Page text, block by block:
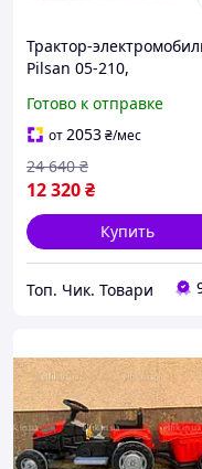
Трактор-
Pilsan 05-210,
открывающийся капот,
подсветка, сигнал, цвет
зеленый
Готово к отправке
от2053₴/мес
12 320₴
24 640 ₴
Купить
Топ. Чик. Товари